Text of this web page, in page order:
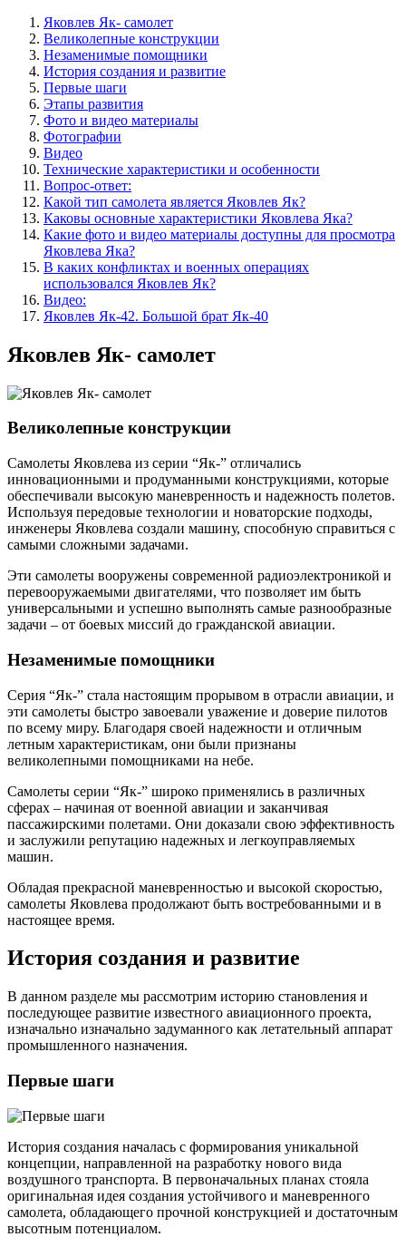
Яковлев Як- самолет
Великолепные конструкции
Незаменимые помощники
История создания и развитие
Первые шаги
Этапы развития
Фото и видео материалы
Фотографии
Видео
Технические характеристики и особенности
Вопрос-ответ:
Какой тип самолета является Яковлев Як?
Каковы основные характеристики Яковлева Яка?
Какие фото и видео материалы доступны для просмотра
Яковлева Яка?
В каких конфликтах и военных операциях
использовался Яковлев Як?
Видео:
Яковлев Як-42. Большой брат Як-40
Яковлев Як- самолет
Великолепные конструкции
Самолеты Яковлева из серии “Як-” отличались
инновационными и продуманными конструкциями, которые
обеспечивали высокую маневренность и надежность полетов.
Используя передовые технологии и новаторские подходы,
инженеры Яковлева создали машину, способную справиться с
самыми сложными задачами.
Эти самолеты вооружены современной радиоэлектроникой и
перевооружаемыми двигателями, что позволяет им быть
универсальными и успешно выполнять самые разнообразные
задачи – от боевых миссий до гражданской авиации.
Незаменимые помощники
Серия “Як-” стала настоящим прорывом в отрасли авиации, и
эти самолеты быстро завоевали уважение и доверие пилотов
по всему миру. Благодаря своей надежности и отличным
летным характеристикам, они были признаны
великолепными помощниками на небе.
Самолеты серии “Як-” широко применялись в различных
сферах – начиная от военной авиации и заканчивая
пассажирскими полетами. Они доказали свою эффективность
и заслужили репутацию надежных и легкоуправляемых
машин.
Обладая прекрасной маневренностью и высокой скоростью,
самолеты Яковлева продолжают быть востребованными и в
настоящее время.
История создания и развитие
В данном разделе мы рассмотрим историю становления и
последующее развитие известного авиационного проекта,
изначально изначально задуманного как летательный аппарат
промышленного назначения.
Первые шаги
История создания началась с формирования уникальной
концепции, направленной на разработку нового вида
воздушного транспорта. В первоначальных планах стояла
оригинальная идея создания устойчивого и маневренного
самолета, обладающего прочной конструкцией и достаточным
высотным потенциалом.